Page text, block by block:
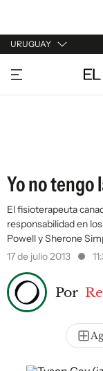
URUGUAY
URUGUAY
ARGENTINA
Yo no tengo
El fisioterapeuta
responsabilidad en
Powell y Sherone
17 de julio 2013
Por